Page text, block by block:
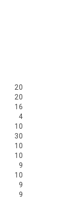
20
20
16
4
10
30
10
10
9
10
9
9